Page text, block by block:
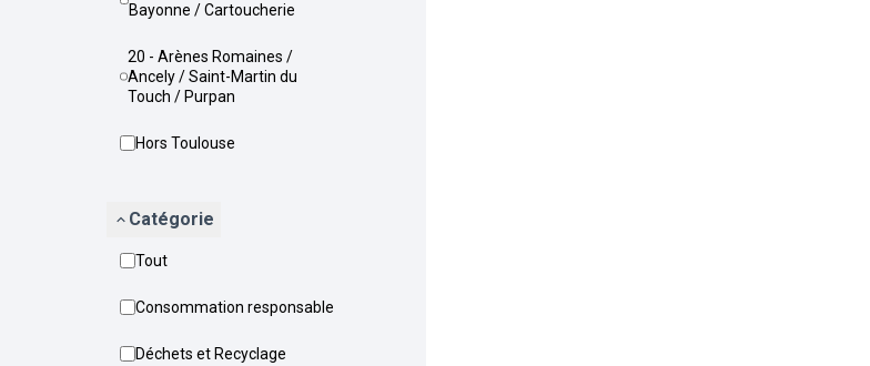
Bayonne / Cartoucherie
20 - Arènes Romaines /
Ancely / Saint-Martin du
Touch / Purpan
Hors Toulouse
Catégorie
Tout
Consommation responsable
Déchets et Recyclage